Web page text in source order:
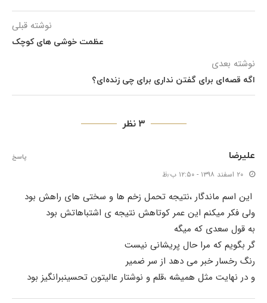
نوشته قبلی
عظمت خوشی های کوچک
نوشته بعدی
اگه قصه‌ای برای گفتن نداری برای چی زنده‌ای؟
۳ نظر
علیرضا
۲۰ اسفند ۱۳۹۸ - ۱۲:۵۰ ب٫ظ
این اسم ماندگار ،نتیجه تحمل زخم ها و سختی های راهش بود
ولی فکر میکنم این عمر کوتاهش نتیجه ی اشتباهاتش بود
به قول سعدی که میگه
گر بگویم که مرا حال پریشانی نیست
رنگ رخسار خبر می دهد از سر ضمیر
و در نهایت مثل همیشه ،قلم و نوشتار عالیتون تحسینبرانگیز بود
پاسخ